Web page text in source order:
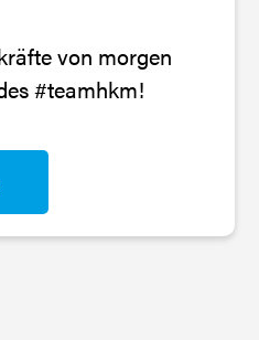
von morgen
#teamhkm!